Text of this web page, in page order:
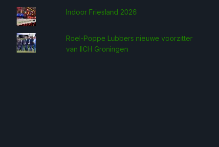
Indoor Friesland 2026
Roel-Poppe Lubbers nieuwe voorzitter
van IICH Groningen